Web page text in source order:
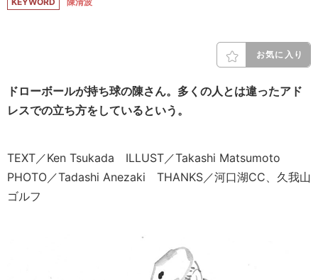
お気に入り
ドローボールが持ち球の陳さん。多くの人とは違ったアド
レスでの立ち方をしているという。
TEXT／Ken Tsukada ILLUST／Takashi Matsumoto
PHOTO／Tadashi Anezaki THANKS／河口湖CC、久我山
ゴルフ